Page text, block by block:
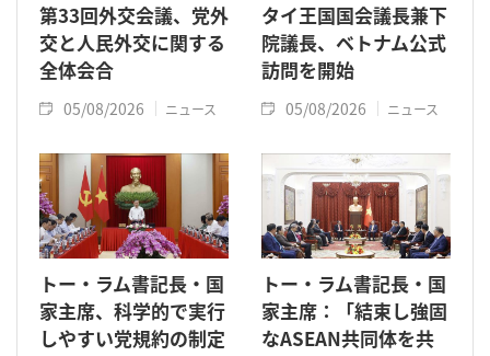
第33回外交会議、党外
交と人民外交に関する
全体会合
05/08/2026 ニュース
タイ王国国会議長兼下
院議長、ベトナム公式
訪問を開始
05/08/2026 ニュース
トー・ラム書記長・国
家主席、科学的で実行
しやすい党規約の制定
トー・ラム書記長・国
家主席：「結束し強固
なASEAN共同体を共